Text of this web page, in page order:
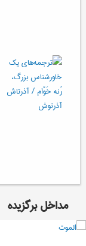
مداخل برگزیده